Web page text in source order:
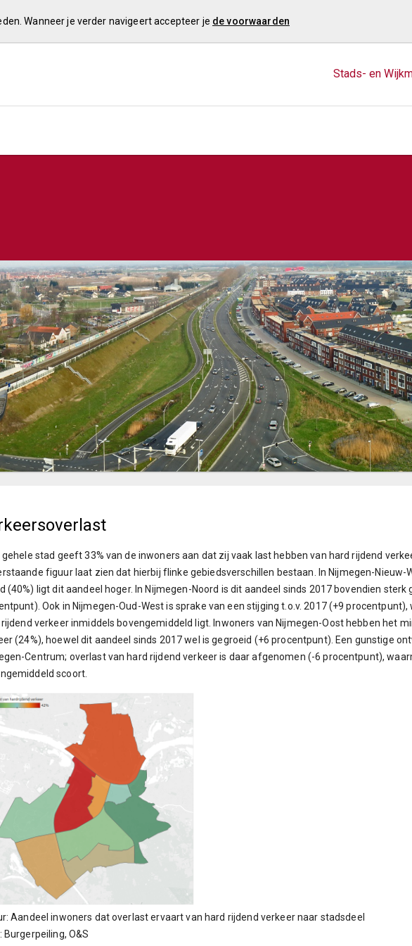
Wanneer je verder navigeert accepteer je de voorwaarden
Stads- en
gehele stad geeft 33% van de inwoners aan dat zij vaak last hebben van hard rijdend
figuur laat zien dat hierbij flinke gebiedsverschillen bestaan. In Nijmegen-Nieuw-
(40%) ligt dit aandeel hoger. In Nijmegen-Noord is dit aandeel sinds 2017 bovendien
Ook in Nijmegen-Oud-West is sprake van een stijging t.o.v. 2017 (+9
rijdend verkeer inmiddels bovengemiddeld ligt. Inwoners van Nijmegen-Oost hebben het
(24%), hoewel dit aandeel sinds 2017 wel is gegroeid (+6 procentpunt). Een gunstige
Centrum; overlast van hard rijdend verkeer is daar afgenomen (-6 procentpunt),
scoort.
Aandeel inwoners dat overlast ervaart van hard rijdend verkeer naar stadsdeel
Burgerpeiling, O&S